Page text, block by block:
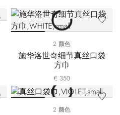
2 颜色
施华洛世奇细节真丝口袋
方巾
€ 350
2 颜色